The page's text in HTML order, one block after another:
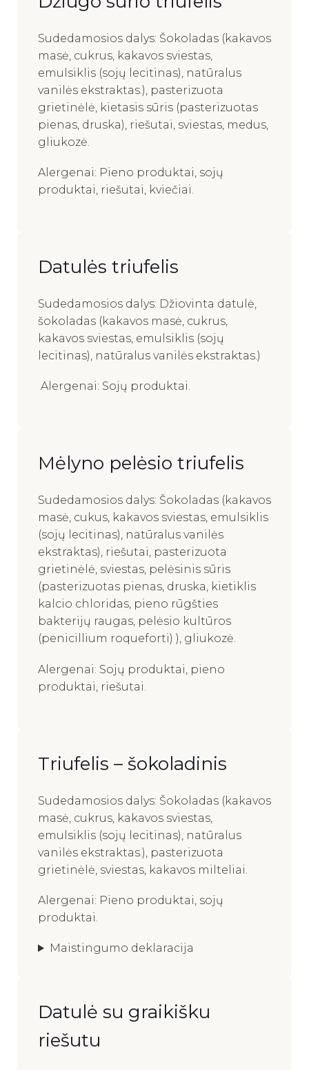
Sudedamosios dalys: Šokoladas (kakavos
masė, cukrus, kakavos sviestas,
emulsiklis (sojų lecitinas), natūralus
vanilės ekstraktas.), pasterizuota
grietinėlė, kietasis sūris (pasterizuotas
pienas, druska), riešutai, sviestas, medus,
gliukozė.
Alergenai: Pieno produktai, sojų
produktai, riešutai, kviečiai.
Datulės triufelis
Sudedamosios dalys: Džiovinta datulė,
šokoladas (kakavos masė, cukrus,
kakavos sviestas, emulsiklis (sojų
lecitinas), natūralus vanilės ekstraktas.)
Alergenai: Sojų produktai.
Mėlyno pelėsio triufelis
Sudedamosios dalys: Šokoladas (kakavos
masė, cukus, kakavos sviestas, emulsiklis
(sojų lecitinas), natūralus vanilės
ekstraktas), riešutai, pasterizuota
grietinėlė, sviestas, pelėsinis sūris
(pasterizuotas pienas, druska, kietiklis
kalcio chloridas, pieno rūgšties
bakterijų raugas, pelėsio kultūros
(penicillium roqueforti) ), gliukozė.
Alergenai: Sojų produktai, pieno
produktai, riešutai.
Triufelis – šokoladinis
Sudedamosios dalys: Šokoladas (kakavos
masė, cukrus, kakavos sviestas,
emulsiklis (sojų lecitinas), natūralus
vanilės ekstraktas.), pasterizuota
grietinėlė, sviestas, kakavos milteliai.
Alergenai: Pieno produktai, sojų
produktai.
Maistingumo deklaracija
Datulė su graikišku
riešutu